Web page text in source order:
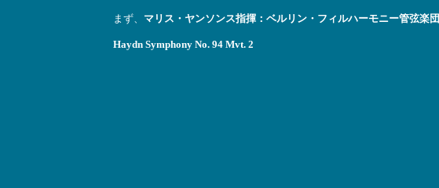
まず、 マリス・ヤンソンス指揮：ベルリン・フィルハーモニー管弦楽団
Haydn Symphony No. 94 Mvt. 2